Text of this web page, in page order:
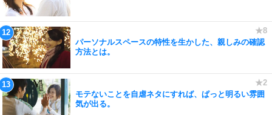
パーソナルスペースの特性を生かした、親しみの確認
方法とは。
モテないことを自虐ネタにすれば、ぱっと明るい雰囲
気が出る。